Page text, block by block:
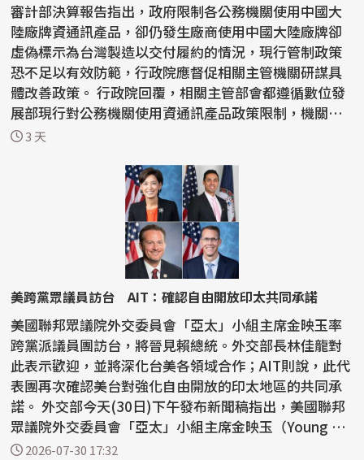
審計部決算報告指出，政府限制各公務機關使用中國大
陸廠牌資通訊產品，卻仍發生廠商使用中國大陸廠牌卻
虛偽標示為台灣製造以交付履約的情況，現行管制政策
恐不足以有效防範，行政院應督促相關主管機關研謀具
體改善政策。 行政院回覆，相關主管部會都遵循數位發
展部現行對公務機關使用資通訊產品政策限制，機關如
有疑慮...
3 天
美跨黨眾議員訪台 AIT：確認自由開放印太共同承諾
美國聯邦眾議院外交委員會「亞太」小組主席金映玉率
跨黨派議員團訪台，將晉見賴總統。外交部長林佳龍對
此表示歡迎，並將深化台美各領域合作；AIT則說，此代
表團再次確認美台對強化自由開放的印太地區的共同承
諾。 外交部今天(30日)下午發布新聞稿指出，美國聯邦
眾議院外交委員會「亞太」小組主席金映玉（Young Ki
m）...
2026-07-30 17:32